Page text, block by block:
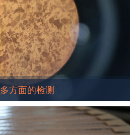
多方面的检测